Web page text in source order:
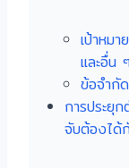
เป้าหม
และอื่น
ข้อจำกั
การประยุ
จับต้องได้